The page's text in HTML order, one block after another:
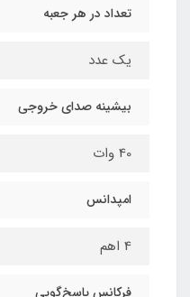
تعداد در هر جعبه
یک عدد
بیشینه صدای خروجی
40 وات
امپدانس
4 اهم
فرکانس پاسخ‌گویی